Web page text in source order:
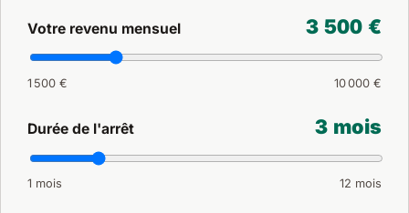
Votre revenu mensuel 3 500 €
1 500 € 10 000 €
Durée de l'arrêt 3 mois
1 mois 12 mois